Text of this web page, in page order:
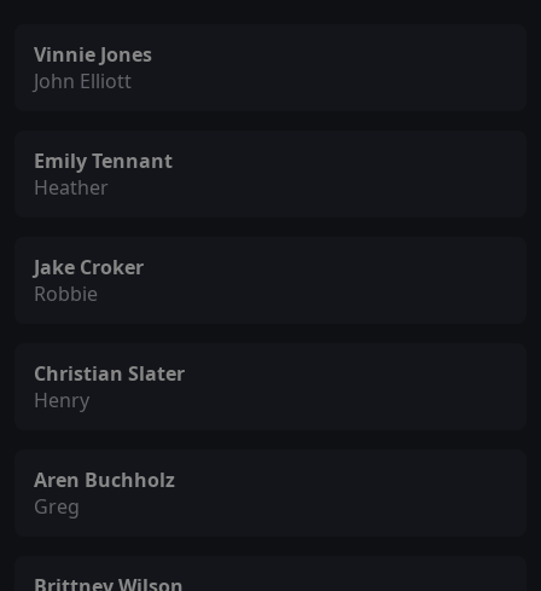
Vinnie Jones
John Elliott
Emily Tennant
Heather
Jake Croker
Robbie
Christian Slater
Henry
Aren Buchholz
Greg